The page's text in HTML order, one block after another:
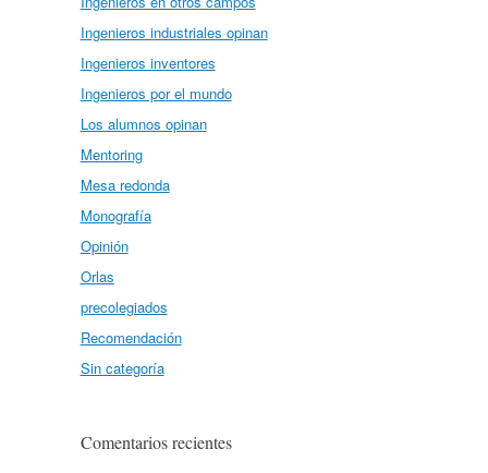
Ingenieros industriales opinan
Ingenieros inventores
Ingenieros por el mundo
Los alumnos opinan
Mentoring
Mesa redonda
Monografía
Opinión
Orlas
precolegiados
Recomendación
Sin categoría
Comentarios recientes